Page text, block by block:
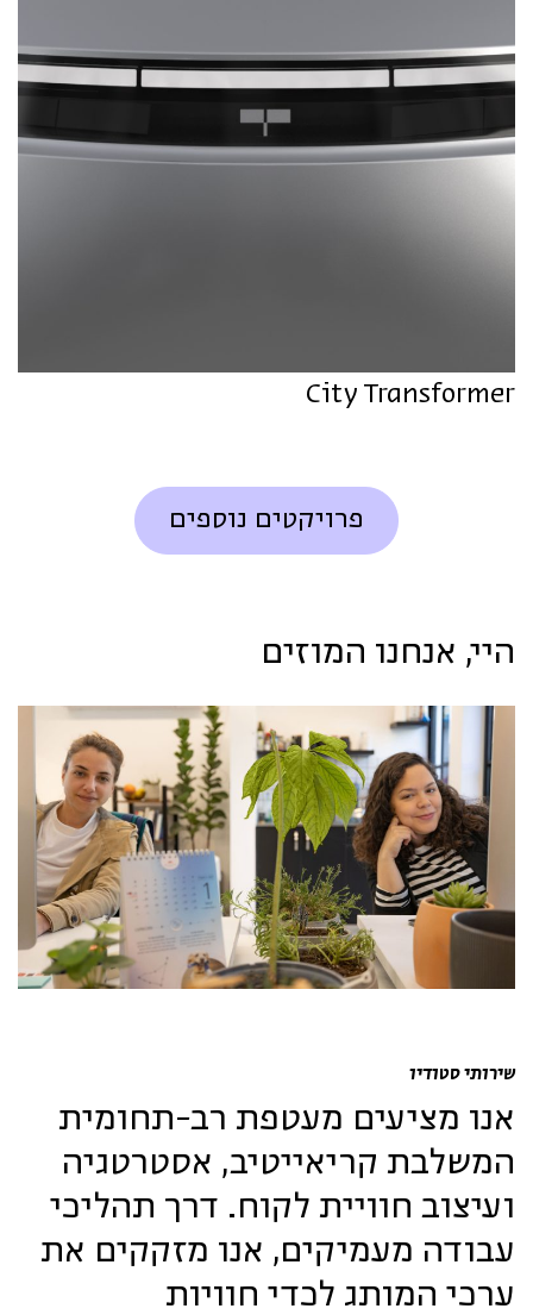
City Transformer
פרויקטים נוספים
היי, אנחנו המוזים
שירותי סטודיו
אנו מציעים מעטפת רב-תחומית
המשלבת קריאייטיב, אסטרטגיה
ועיצוב חוויית לקוח. דרך תהליכי
עבודה מעמיקים, אנו מזקקים את
ערכי המותג לכדי חוויות